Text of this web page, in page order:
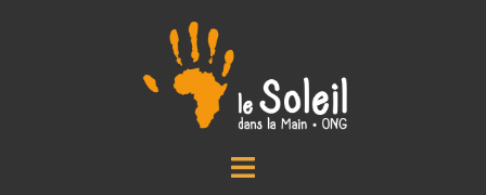
Ouvrir/fermer